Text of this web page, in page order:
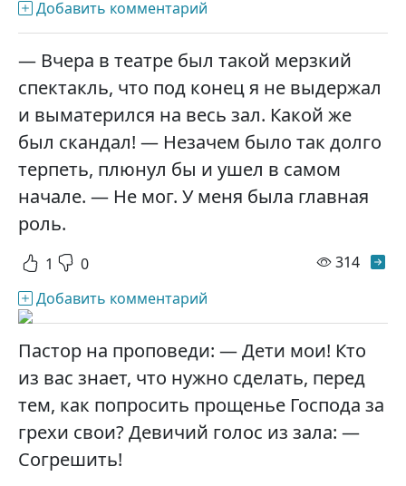
Добавить комментарий
— Вчера в театре был такой мерзкий
спектакль, что под конец я не выдержал
и выматерился на весь зал. Какой же
был скандал! — Незачем было так долго
терпеть, плюнул бы и ушел в самом
начале. — Не мог. У меня была главная
роль.
1 0 314
Добавить комментарий
Пастор на проповеди: — Дети мои! Кто
из вас знает, что нужно сделать, перед
тем, как попросить прощенье Господа за
грехи свои? Девичий голос из зала: —
Согрешить!